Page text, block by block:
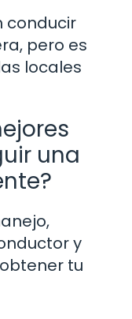
conducir
pero es
locales
una
y
tu